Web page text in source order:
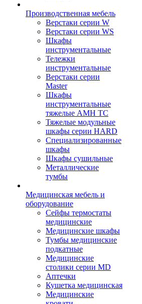
Производственная мебель
Верстаки серии W
Верстаки серии WS
Шкафы
инструментальные
Тележки
инструментальные
Верстаки серии
Master
Шкафы
инструментальные
тяжелые AMH TC
Тяжелые модульные
шкафы серии HARD
Cпециализированные
шкафы
Шкафы сушильные
Металлические
тумбы
Медицинская мебель и
оборудование
Сейфы термостаты
медицинские
Медицинские шкафы
Тумбы медицинские
подкатные
Медицинские
столики серии MD
Аптечки
Кушетка медицинская
Медицинские